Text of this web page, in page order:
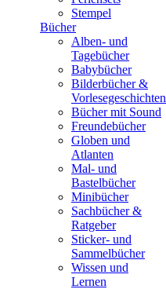
Stempel
Bücher
Alben- und
Tagebücher
Babybücher
Bilderbücher &
Vorlesegeschichten
Bücher mit Sound
Freundebücher
Globen und
Atlanten
Mal- und
Bastelbücher
Minibücher
Sachbücher &
Ratgeber
Sticker- und
Sammelbücher
Wissen und
Lernen